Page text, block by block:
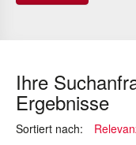
Ihre
Ergebnisse
Sortiert nach: